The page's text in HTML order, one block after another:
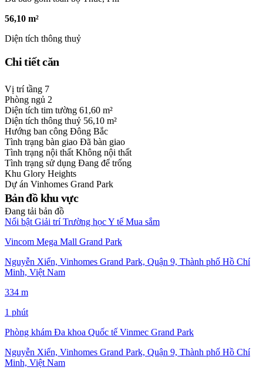
56,10 m²
Diện tích thông thuỷ
Chi tiết căn
Vị trí tầng 7
Phòng ngủ 2
Diện tích tim tường 61,60 m²
Diện tích thông thuỷ 56,10 m²
Hướng ban công Đông Bắc
Tình trạng bàn giao Đã bàn giao
Tình trạng nội thất Không nội thất
Tình trạng sử dụng Đang để trống
Khu Glory Heights
Dự án Vinhomes Grand Park
Bản đồ khu vực
Đang tải bản đồ
Nổi bật Giải trí Trường họcY tế Mua sắm
Vincom Mega Mall Grand Park
Nguyễn Xiển, Vinhomes Grand Park, Quận 9, Thành phố Hồ Chí
Minh, Việt Nam
334 m
1 phút
Phòng khám Đa khoa Quốc tế Vinmec Grand Park
Nguyễn Xiển, Vinhomes Grand Park, Quận 9, Thành phố Hồ Chí
Minh, Việt Nam